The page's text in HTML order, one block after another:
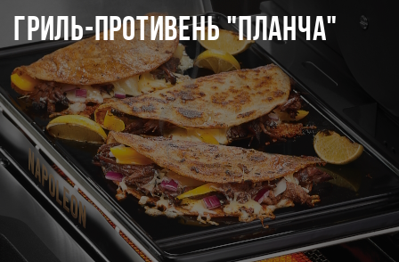
ГРИЛЬ-ПРОТИВЕНЬ "ПЛАНЧА"